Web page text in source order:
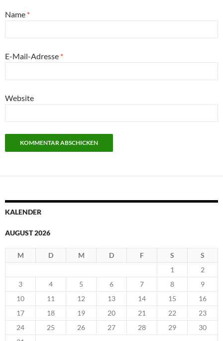
Name *
E-Mail-Adresse *
Website
KALENDER
AUGUST 2026
M D M D F S S
1
2
3
4 5 6 7 8
9
10
11 12 13 14 15
16
17
18 19 20 21 22
23
24
25 26 27 28 29
30